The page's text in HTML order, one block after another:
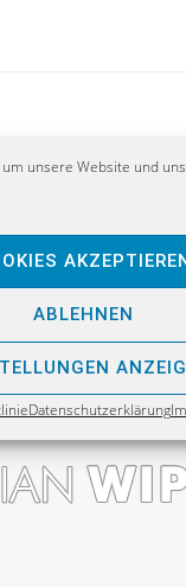
unsere Website und
ABLEHNEN
Datenschutzerklärung
wird Deutschland
wirksam